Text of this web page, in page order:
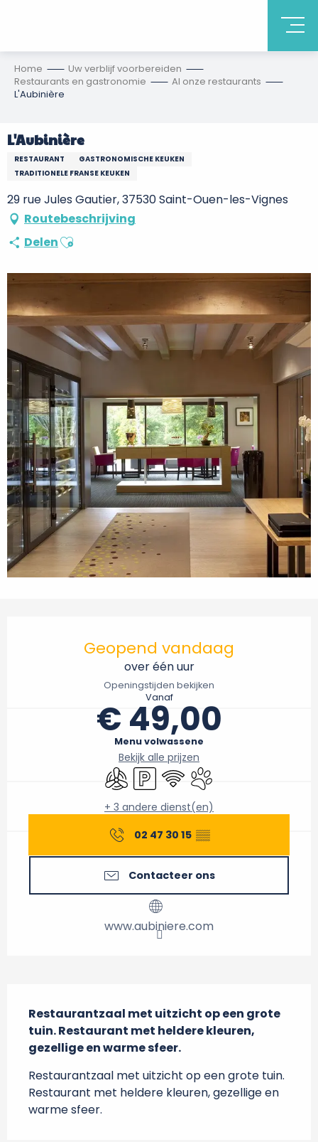
Home
Uw verblijf voorbereiden
Restaurants en gastronomie
Al onze restaurants
L'Aubinière
L'Aubinière
RESTAURANT
GASTRONOMISCHE KEUKEN
TRADITIONELE FRANSE KEUKEN
29 rue Jules Gautier, 37530 Saint-Ouen-les-Vignes
Routebeschrijving
DelenAjouter aux favoris
Geopend vandaag
over één uur
Openingstijden bekijken
Vanaf
€ 49,00
Menu volwassene
Bekijk alle prijzen
Met aircoParkeerplaats
Wifi Dieren toegelaten
+ 3 andere dienst(en)
02 47 30 15 ▒▒
Contacteer ons
www.aubiniere.com
Restaurantzaal met uitzicht op een grote
tuin. Restaurant met heldere kleuren,
gezellige en warme sfeer.
Restaurantzaal met uitzicht op een grote tuin.
Restaurant met heldere kleuren, gezellige en
warme sfeer.